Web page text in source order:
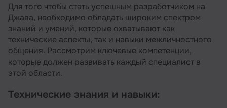
Для того чтобы стать успешным разработчиком на
Джава, необходимо обладать широким спектром
знаний и умений, которые охватывают как
технические аспекты, так и навыки межличностного
общения. Рассмотрим ключевые компетенции,
которые должен развивать каждый специалист в
этой области.
Технические знания и навыки: